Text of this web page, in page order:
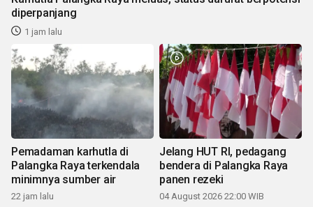
diperpanjang
1 jam lalu
Pemadaman karhutla di
Palangka Raya terkendala
minimnya sumber air
22 jam lalu
Jelang HUT RI, pedagang
bendera di Palangka Raya
panen rezeki
04 August 2026 22:00 WIB